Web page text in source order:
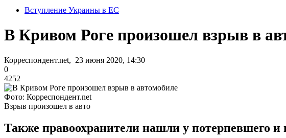
Вступление Украины в ЕС
В Кривом Роге произошел взрыв в
Корреспондент.net, 23 июня 2020, 14:30
0
4252
Фото: Корреспондент.net
Взрыв произошел в авто
Также правоохранители нашли у потерпевшего